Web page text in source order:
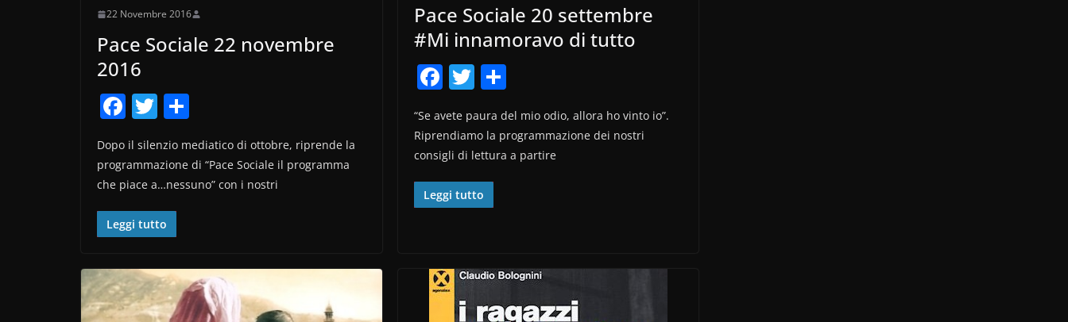
22 Novembre 2016
Pace Sociale 22 novembre
2016
F
a
c
e
b
o
k
T
w
itt
er
o
n
di
Dopo il silenzio mediatico di ottobre, riprende la
programmazione di “Pace Sociale il programma
che piace a…nessuno” con i nostri
Leggi tutto
Pace Sociale 20 settembre
#Mi innamoravo di tutto
F
a
c
e
b
o
T
w
itt
er
C
n
di
“Se avete paura del mio odio, allora ho vinto io”.
Riprendiamo la programmazione dei nostri
consigli di lettura a partire
Leggi tutto